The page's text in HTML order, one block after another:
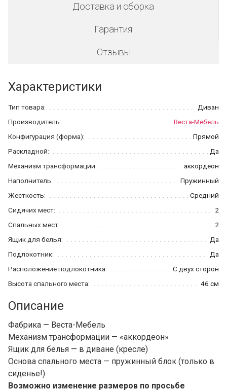
Доставка и сборка
Гарантия
Отзывы
Характеристики
Тип товара:
Диван
Производитель:
Веста-Мебель
Конфигурация (форма):
Прямой
Раскладной:
Да
Механизм трансформации:
аккордеон
Наполнитель:
Пружинный
Жесткость:
Средний
Сидячих мест:
2
Спальных мест:
2
Ящик для белья:
Да
Подлокотник:
Да
Расположение подлокотника:
С двух сторон
Высота спального места:
46 см
Описание
Фабрика — Веста-Мебель
Механизм трансформации — «аккордеон»
Ящик для белья — в диване (кресле)
Основа спального места — пружинный блок (только в
сиденье!)
Возможно изменение размеров по просьбе